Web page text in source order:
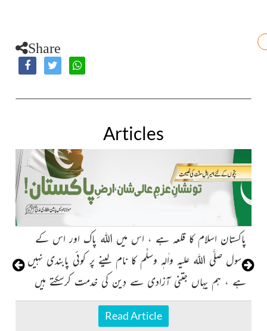
Share
Articles
پاکستان اسلام کا قلعہ ہے ، اس میں اللہ پاک اور اس کے
رسول صلَّی اللہ علیہ واٰلہٖ وسلَّم کا نام لینے پر کوئی پابندی نہیں
ہے ، ہم یہاں جتنی آزادی سے دِین کی خدمت کرسکتے ہیں
Read Article